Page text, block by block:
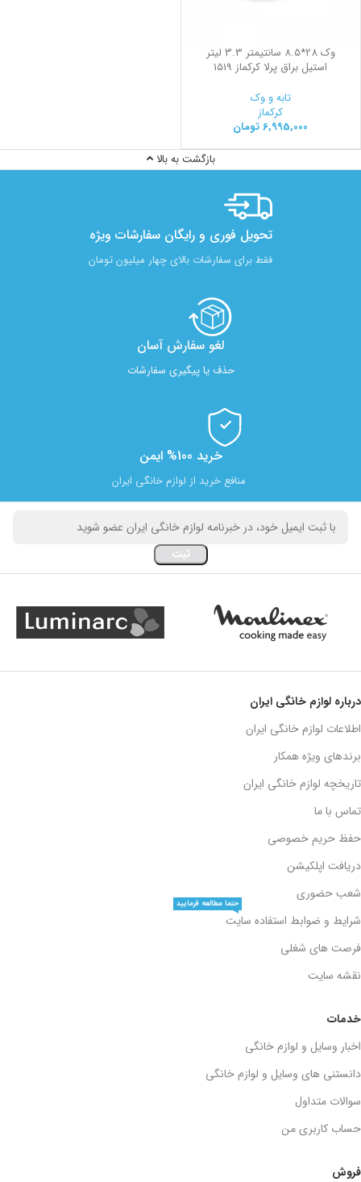
وک 28*8.5 سانتیمتر 3.3 لیتر
استیل براق پرلا کرکماز 1519
تابه و وک
کرکماز
6,995,000 تومان
بازگشت به بالا
تحویل فوری و رایگان سفارشات ویژه
فقط برای سفارشات بالای چهار میلیون تومان
لغو سفارش آسان​
حذف یا پیگیری سفارشات
خرید 100% ایمن
منافع خرید از لوازم خانگی ایران
فروش
خدمات
اخبار وسایل و لوازم خانگی
دانستنی های وسایل و لوازم خانگی
سوالات متداول
حساب کاربری من
درباره لوازم خانگی ایران
اطلاعات لوازم خانگی ایران
برندهای ویژه همکار
تاریخچه لوازم خانگی ایران
تماس با ما
حفظ حریم خصوصی
دریافت اپلکیشن
شعب حضوری
شرایط و ضوابط استفاده سایت
حتما مطالعه فرمایید
فرصت های شغلی
نقشه سایت